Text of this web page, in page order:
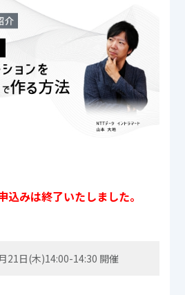
込みは終了いたしました。
21日(木)14:00-14:30 開催